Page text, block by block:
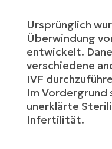
Ursprünglich
Überwindung
entwickelt.
verschiedene
IVF
Im Vordergrund
unerklärte
Infertilität.